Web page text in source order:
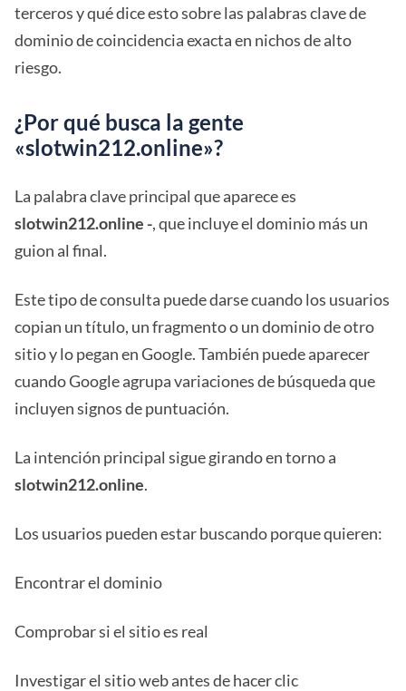
terceros y qué dice esto sobre las palabras clave de
dominio de coincidencia exacta en nichos de alto
riesgo.
¿Por qué busca la gente
«slotwin212.online»?
La palabra clave principal que aparece es
slotwin212.online -, que incluye el dominio más un
guion al final.
Este tipo de consulta puede darse cuando los usuarios
copian un título, un fragmento o un dominio de otro
sitio y lo pegan en Google. También puede aparecer
cuando Google agrupa variaciones de búsqueda que
incluyen signos de puntuación.
La intención principal sigue girando en torno a
slotwin212.online.
Los usuarios pueden estar buscando porque quieren:
Encontrar el dominio
Comprobar si el sitio es real
Investigar el sitio web antes de hacer clic